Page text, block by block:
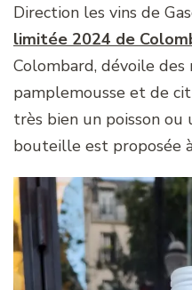
Direction les vins de
limitée 2024 de
Colombard, dévoile des
pamplemousse et de
très bien un poisson ou
bouteille est proposée